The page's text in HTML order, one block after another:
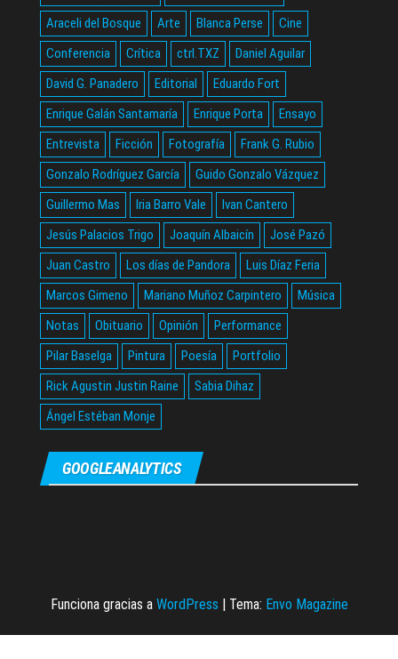
Araceli del Bosque
Arte Blanca Perse
Cine
Conferencia
Crítica ctrl.TXZ
Daniel Aguilar
David G. Panadero
Editorial
Eduardo Fort
Enrique Galán Santamaría
Enrique Porta
Ensayo
Entrevista
Ficción Fotografía
Frank G. Rubio
Gonzalo Rodríguez García
Guido Gonzalo Vázquez
Guillermo Mas
Iria Barro Vale
Ivan Cantero
Jesús Palacios Trigo
Joaquín Albaicín
José Pazó
Juan Castro
Los días de Pandora
Luis Díaz Feria
Marcos Gimeno
Mariano Muñoz Carpintero
Música
Notas
Obituario Opinión
Performance
Pilar Baselga
Pintura Poesía
Portfolio
Rick Agustin Justin Raine
Sabia Dihaz
Ángel Estéban Monje
GOOGLEANALYTICS
Funciona gracias a WordPress | Tema: Envo Magazine